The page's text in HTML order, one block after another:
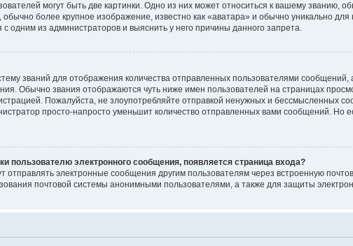
могут быть две картинки. Одно из них может относиться к вашему званию,
более крупное изображение, известно как «аватара» и обычно уникально
одним из администраторов и выяснить у него причины данного запрета.
званий для отображения количества отправленных пользователями
Обычно звания отображаются чуть ниже имен пользователей на страницах
Пожалуйста, не злоупотребляйте отправкой ненужных и бессмысленных
просто-напросто уменьшит количество отправленных вами сообщений. Но
пользователю электронного сообщения, появляется страница входа?
отправлять электронные сообщения другим пользователям через встроенную
почтовой системы анонимными пользователями, а также для защиты